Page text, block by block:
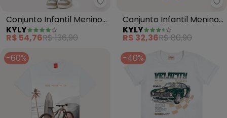
Kyly - Conjunto Infantil Menino
Conjunto Infantil Menino
Lettering (Branco)
KYLY
R$ 54,76R$ 136,90
Conjunto Infantil Menino
Estampa (Branco)
KYLY
R$ 32,36R$ 80,90
-60%
-40%